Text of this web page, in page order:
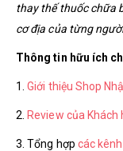
thay thế thuốc chữa
cơ địa của từng
Thông tin hữu ích
1.Giới thiệu Shop
2. Review của Khách
3. Tổng hợp các